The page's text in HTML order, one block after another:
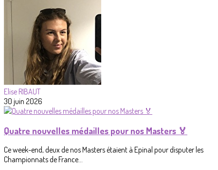
Elise RIBAUT
30 juin 2026
Quatre nouvelles médailles pour nos Masters 🏅
Ce week-end, deux de nos Masters étaient à Epinal pour disputer les
Championnats de France...